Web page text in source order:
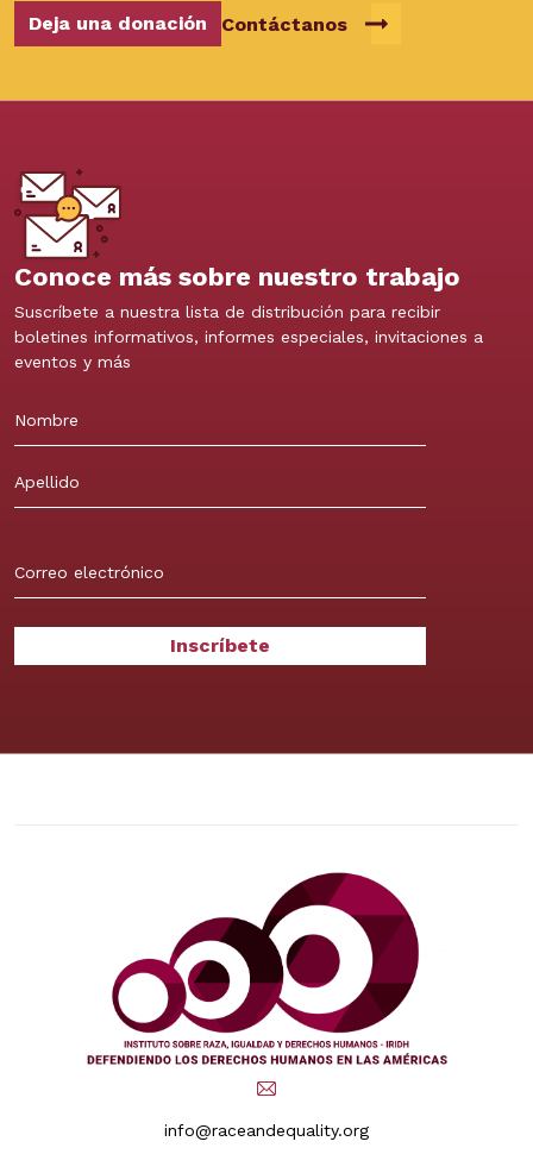
Deja una donación Contáctanos
Conoce más sobre nuestro trabajo
Suscríbete a nuestra lista de distribución para recibir
boletines informativos, informes especiales, invitaciones a
eventos y más
info@raceandequality.org